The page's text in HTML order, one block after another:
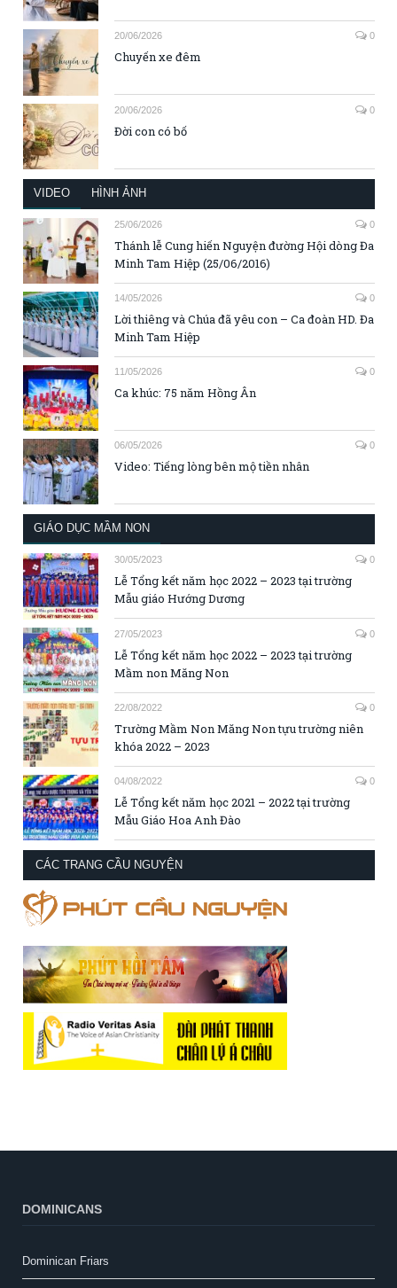
20/06/2026 0
Chuyến xe đêm
20/06/2026 0
Đời con có bố
VIDEO HÌNH ẢNH
25/06/2026 0
Thánh lễ Cung hiến Nguyện đường Hội dòng Đa
Minh Tam Hiệp (25/06/2016)
14/05/2026 0
Lời thiêng và Chúa đã yêu con – Ca đoàn HD. Đa
Minh Tam Hiệp
11/05/2026 0
Ca khúc: 75 năm Hồng Ân
06/05/2026 0
Video: Tiếng lòng bên mộ tiền nhân
GIÁO DỤC MẦM NON
30/05/2023 0
Lễ Tổng kết năm học 2022 – 2023 tại trường
Mẫu giáo Hướng Dương
27/05/2023 0
Lễ Tổng kết năm học 2022 – 2023 tại trường
Mầm non Măng Non
22/08/2022 0
Trường Mầm Non Măng Non tựu trường niên
khóa 2022 – 2023
04/08/2022 0
Lễ Tổng kết năm học 2021 – 2022 tại trường
Mẫu Giáo Hoa Anh Đào
CÁC TRANG CẦU NGUYỆN
DOMINICANS
Dominican Friars